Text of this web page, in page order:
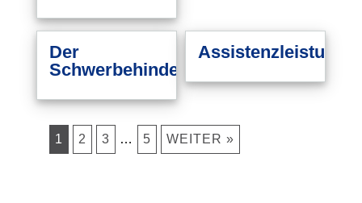
Der
Schwerbehindertenausweis
1 2 3 … 5 WEITER »